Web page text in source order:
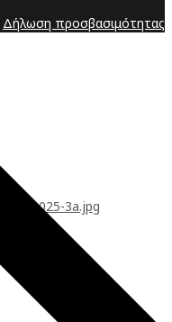
Δήλωση προσβασιμότητας